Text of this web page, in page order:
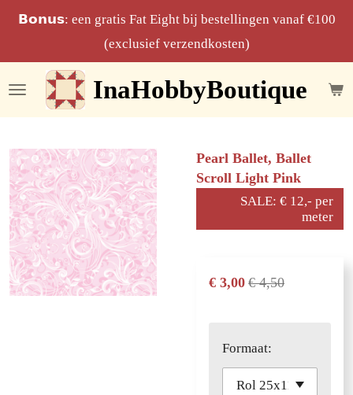
Ga
de
hoofdinhoud
InaHobbyBoutique
𝗕𝗼𝗻𝘂𝘀: een gratis Fat Eight bij bestellingen vanaf €100
(exclusief verzendkosten)
Pearl Ballet, Ballet
Scroll Light Pink
SALE: € 12,- per
meter
€ 3,00 € 4,50
Formaat: